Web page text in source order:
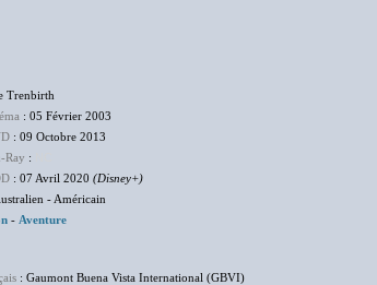
Trenbirth
: 05 Février 2003
: 09 Octobre 2013
Ray :
: 07 Avril 2020 (Disney+)
- Américain
- Aventure
: Gaumont Buena Vista International (GBVI)